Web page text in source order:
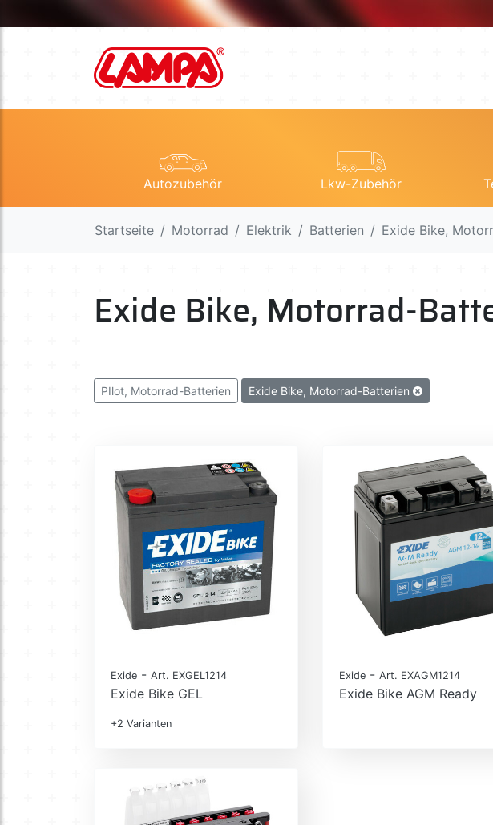
Autozubehör Lkw-Zubehör
Startseite Motorrad Elektrik Batterien Exide Bike,
Exide Bike, Motorrad-
PIlot, Motorrad-Batterien Exide Bike, Motorrad-Batterien
Exide - Art. EXGEL1214
Exide Bike GEL
+2 Varianten
Exide - Art. EXAGM1214
Exide Bike AGM Ready